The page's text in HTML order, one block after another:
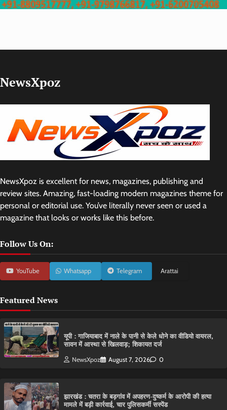
NewsXpoz
NewsXpoz is excellent for news, magazines, publishing and
review sites. Amazing, fast-loading modern magazines theme for
personal or editorial use. You’ve literally never seen or used a
magazine that looks or works like this before.
Follow Us On:
YouTube Whatsapp Telegram Arattai
Featured News
यूपी : गाजियाबाद में नाले के पानी से केले धोने का वीडियो वायरल,
सावन में आस्था से खिलवाड़; शिकायत दर्ज
NewsXpoz August 7, 2026 0
झारखंड : चतरा के बड़गांव में अपहरण-दुष्कर्म के आरोपी की हत्या
मामले में बड़ी कार्रवाई, चार पुलिसकर्मी सस्पेंड